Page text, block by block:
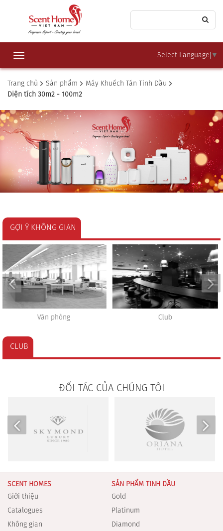
Select Language ▼
Toggle
navigation
Trang chủ Sản phẩm
Máy Khuếch Tán Tinh Dầu
Diện tích 30m2 - 100m2
GỢI Ý KHÔNG GIAN
CLUB
ĐỐI TÁC CỦA CHÚNG TÔI
SCENT HOMES
Giới thiệu
Catalogues
Không gian
SẢN PHẨM TINH DẦU
Gold
Platinum
Diamond